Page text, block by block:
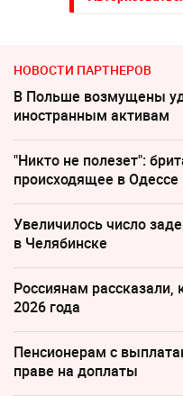
НОВОСТИ ПАРТНЕРОВ
В Польше возмущены
иностранным активам
"Никто не полезет":
происходящее в Одессе
Увеличилось число
в Челябинске
Россиянам рассказали,
2026 года
Пенсионерам с
праве на доплаты